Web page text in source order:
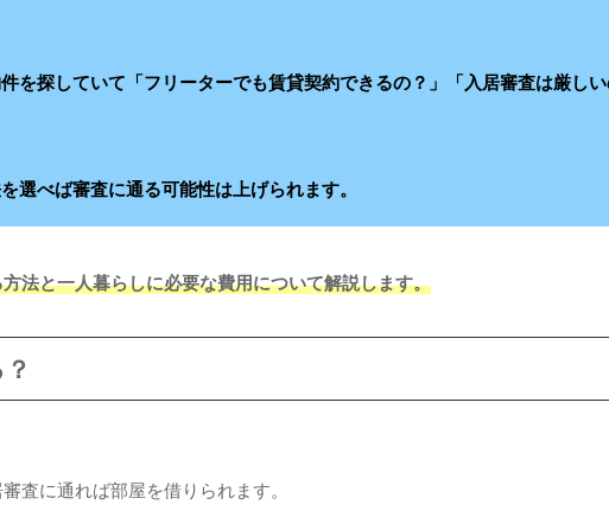
を探していて「フリーターでも賃貸契約できるの？」「入居審査は厳し
選べば審査に通る可能性は上げられます。
法と一人暮らしに必要な費用について解説します。
査に通れば部屋を借りられます。